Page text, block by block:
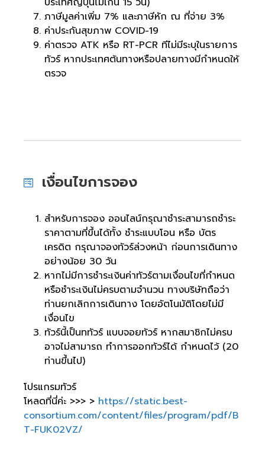
ภาษีมูลค่าเพิ่ม 7% และภาษีหัก ณ ที่จ่าย 3%
ค่าประกันสุขภาพ COVID-19
ค่าตรวจ ATK หรือ RT-PCR ทีไม่มีระบุในรายการ
ทัวร์ หากประเทศต้นทางหรือปลายทางมีกำหนดให้
ตรวจ
เงื่อนไขการจอง
สำหรับการจอง ออนไลน์กรุณาชำระสามารถชำระ
ราคาตามที่ขึ้นได้ทั้ง ชำระแบบโอน หรือ บัตร
เครดิต กรุณาจองทัวร์ล่วงหน้า ก่อนการเดินทาง
อย่างน้อย 30 วัน
หากไม่มีการชำระเงินค่าทัวร์ตามเงื่อนไขที่กำหนด
หรือชำระเงินไม่ครบตามจำนวน ทางบริษัทถือว่า
ท่านยกเลิกการเดินทาง โดยอัตโนมัติโดยไม่มี
เงื่อนไข
ทัวร์นี้เป็นททัวร์ แบบจอยทัวร์ หากสมาชิกไม่ครบ
อาจไม่สามารถ ทำการออกทัวร์ได้ กำหนดไว้ (20
ท่านขึ้นไป)
โปรแกรมทัวร์
โหลดที่นี่ค่ะ >>> > https://static.best-
consortium.com/content/files/program/pdf/B
T-FUK02VZ/